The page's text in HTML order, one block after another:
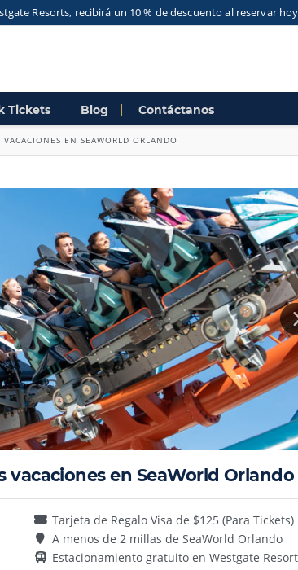
Resorts, recibirá un 10 % de descuento al reservar
Tickets Blog Contáctanos
EN SEAWORLD ORLANDO
en SeaWorld Orlando
Tarjeta de Regalo Visa de $125 (Para Tickets)
A menos de 2 millas de SeaWorld Orlando
Estacionamiento gratuito en Westgate